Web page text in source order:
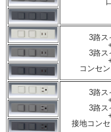
3路ス
3路ス
コンセ
3路ス
3路ス
接地コン